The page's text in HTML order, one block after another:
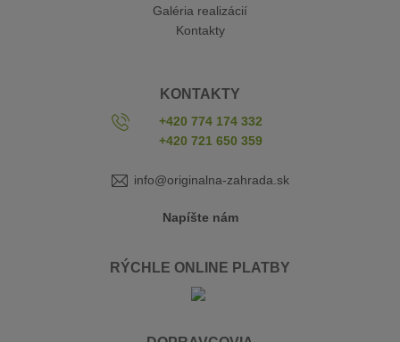
Galéria realizácií
Kontakty
KONTAKTY
+420 774 174 332
+420 721 650 359
info@originalna-zahrada.sk
Napíšte nám
RÝCHLE ONLINE PLATBY